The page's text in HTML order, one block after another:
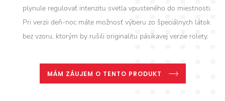
plynule regulovať intenzitu svetla vpusteného do miestnosti.
Pri verzii deň-noc máte možnosť výberu zo špeciálnych látok
bez vzoru, ktorým by rušili originalitu pásikavej verzie rolety.
MÁM ZÁUJEM O TENTO PRODUKT